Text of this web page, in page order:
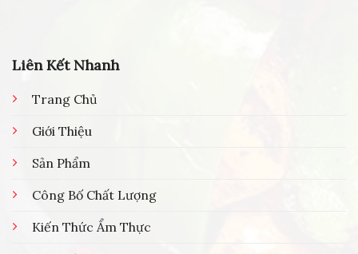
Liên Kết Nhanh
Trang Chủ
Giới Thiệu
Sản Phẩm
Công Bố Chất Lượng
Kiến Thức Ẩm Thực